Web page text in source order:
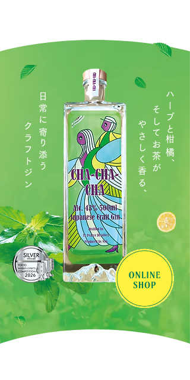
クラフトジン日常に寄り添う やさしく香る、そしてお茶がハーブと柑橘、